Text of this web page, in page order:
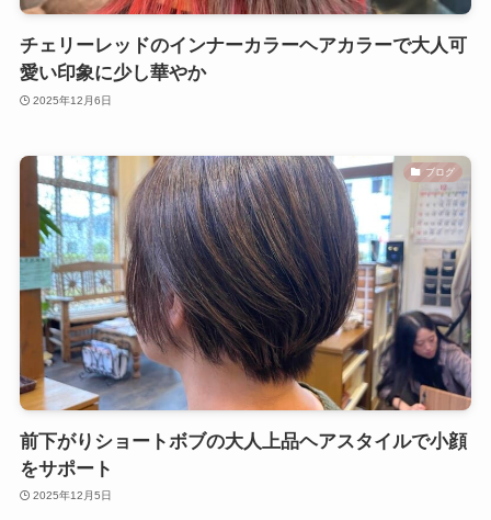
チェリーレッドのインナーカラーヘアカラーで大人可
愛い印象に少し華やか
2025年12月6日
ブログ
前下がりショートボブの大人上品ヘアスタイルで小顔
をサポート
2025年12月5日